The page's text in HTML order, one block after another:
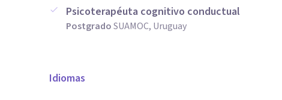
Psicoterapéuta cognitivo conductual
PostgradoSUAMOC, Uruguay
Idiomas